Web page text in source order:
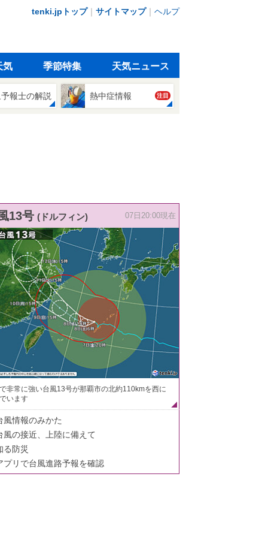
tenki.jpトップ｜ サイトマップ｜ ヘルプ
気 季節特集 天気ニュース
報士の解説 熱中症情報 注目
13号 (ドルフィン) 07日20:00現在
非常に強い台風13号が那覇市の北約110kmを西に
います
風情報のみかた
風の接近、上陸に備えて
る防災
プリで台風進路予報を確認